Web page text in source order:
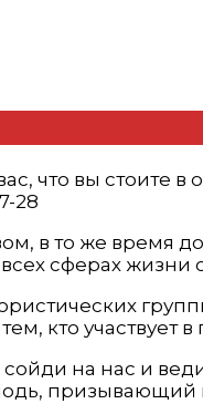
что вы стоите
28
в то же время
сферах жизни
кто участвует в
на нас и
призывающий